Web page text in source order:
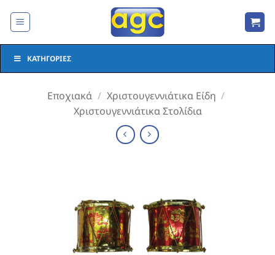
στο
ΚΑΤΗΓΟΡΊΕΣ
Εποχιακά / Χριστουγεννιάτικα Είδη /
Χριστουγεννιάτικα Στολίδια